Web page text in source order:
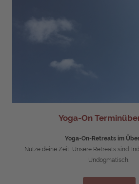
Yoga-On
Yoga-On-Retreats im
Nutze deine Zeit! Unsere Retreats sind:
Undogmatisch.